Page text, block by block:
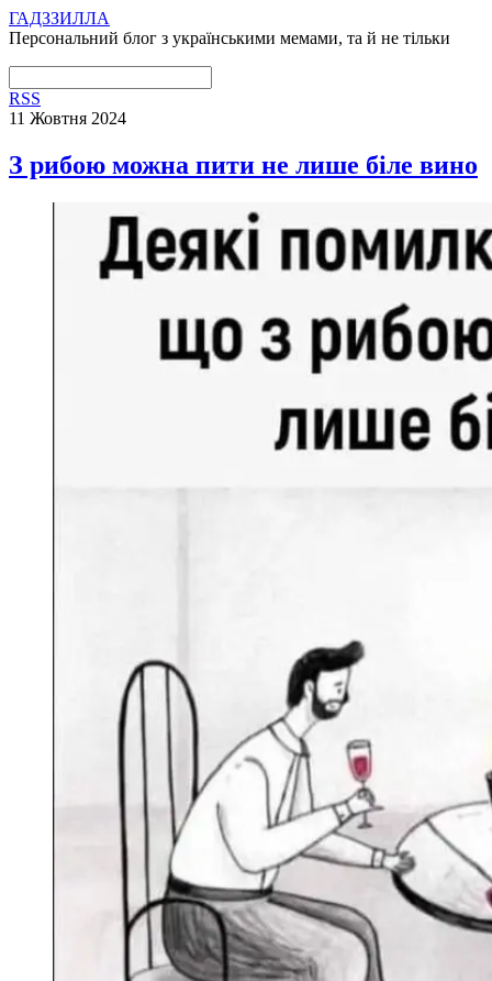
ГАДЗЗИЛЛА
Персональний блог з українськими мемами, та й не тільки
RSS
11 Жовтня 2024
З рибою можна пити не лише біле вино